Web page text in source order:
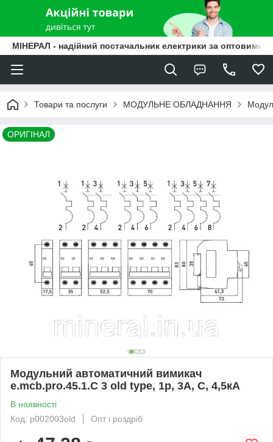
МІНЕРАЛ - надійний постачальник електрики за оптовими
Товари та послуги МОДУЛЬНЕ ОБЛАДНАННЯ
ОРИГІНАЛ
Модульний автоматичний вимикач
e.mcb.pro.45.1.C 3 old type, 1р, 3А, C, 4,5кА
В наявності
Код: p002003old
Опт і роздріб